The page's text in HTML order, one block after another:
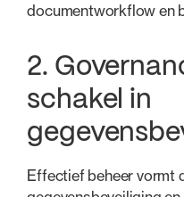
documentworkflow en
2.
schakel in
Effectief beheer vormt